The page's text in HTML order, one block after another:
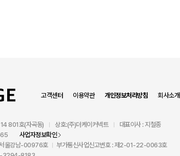
고객센터 이용약관 개인정보처리방침 회사소개
801호(자곡동) 상호:(주)더케이커넥트
대표이사 : 지철종
사업자정보확인
울강남-00976호
부가통신사업신고번호 : 제2-01-22-0063호